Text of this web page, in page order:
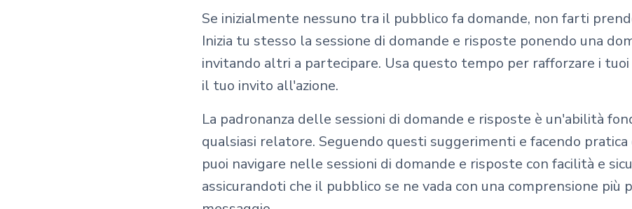
Se inizialmente nessuno tra il pubblico fa domande, non farti
Inizia tu stesso la sessione di domande e risposte ponendo una
invitando altri a partecipare. Usa questo tempo per rafforzare i
il tuo invito all'azione.
La padronanza delle sessioni di domande e risposte è un'abilità
qualsiasi relatore. Seguendo questi suggerimenti e facendo
puoi navigare nelle sessioni di domande e risposte con facilità e
assicurandoti che il pubblico se ne vada con una comprensione più